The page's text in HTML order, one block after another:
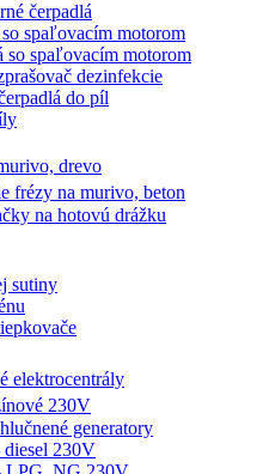
čerpadlá
spaľovacím motorom
so spaľovacím motorom
dezinfekcie
do píl
drevo
frézy na murivo, beton
na hotovú drážku
sutiny
elektrocentrály
230V
generatory
230V